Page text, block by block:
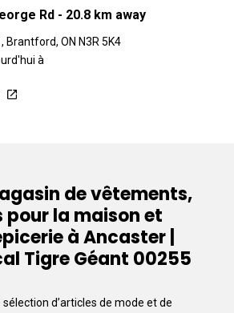
Rd - 20.8 km away
Brantford, ON N3R 5K4
à
de vêtements,
la maison et
à Ancaster |
Tigre Géant 00255
d’articles de mode et de